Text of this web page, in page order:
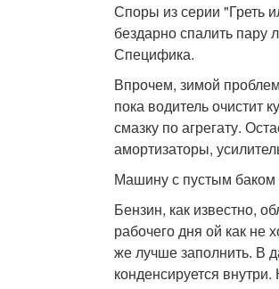
Споры из серии "Греть
бездарно спалить пару
Специфика.
Впрочем, зимой
пока водитель очистит
смазку по агрегату.
амортизаторы,
Машину с пустым баком
Бензин, как известно,
рабочего дня ой как не
же лучше заполнить. В
конденсируется